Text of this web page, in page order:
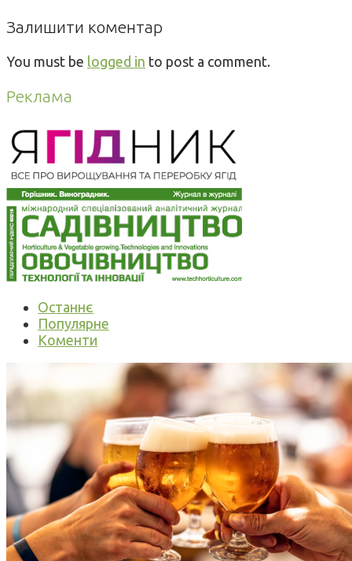
Залишити коментар
You must be logged in to post a comment.
Реклама
Останнє
Популярне
Коменти